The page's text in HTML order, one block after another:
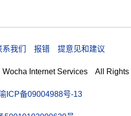
系我们 报错 提意见和建议
Internet Services All Rights
ICP备09004988号-13